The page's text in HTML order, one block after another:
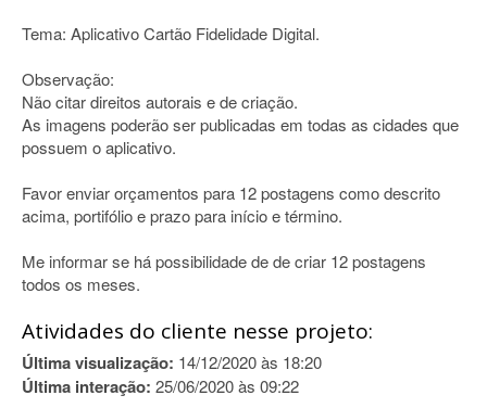
Tema: Aplicativo Cartão Fidelidade Digital.
Observação:
Não citar direitos autorais e de criação.
As imagens poderão ser publicadas em todas as cidades que
possuem o aplicativo.
Favor enviar orçamentos para 12 postagens como descrito
acima, portifólio e prazo para início e término.
Me informar se há possibilidade de de criar 12 postagens
todos os meses.
Atividades do cliente nesse projeto:
Última visualização: 14/12/2020 às 18:20
Última interação: 25/06/2020 às 09:22